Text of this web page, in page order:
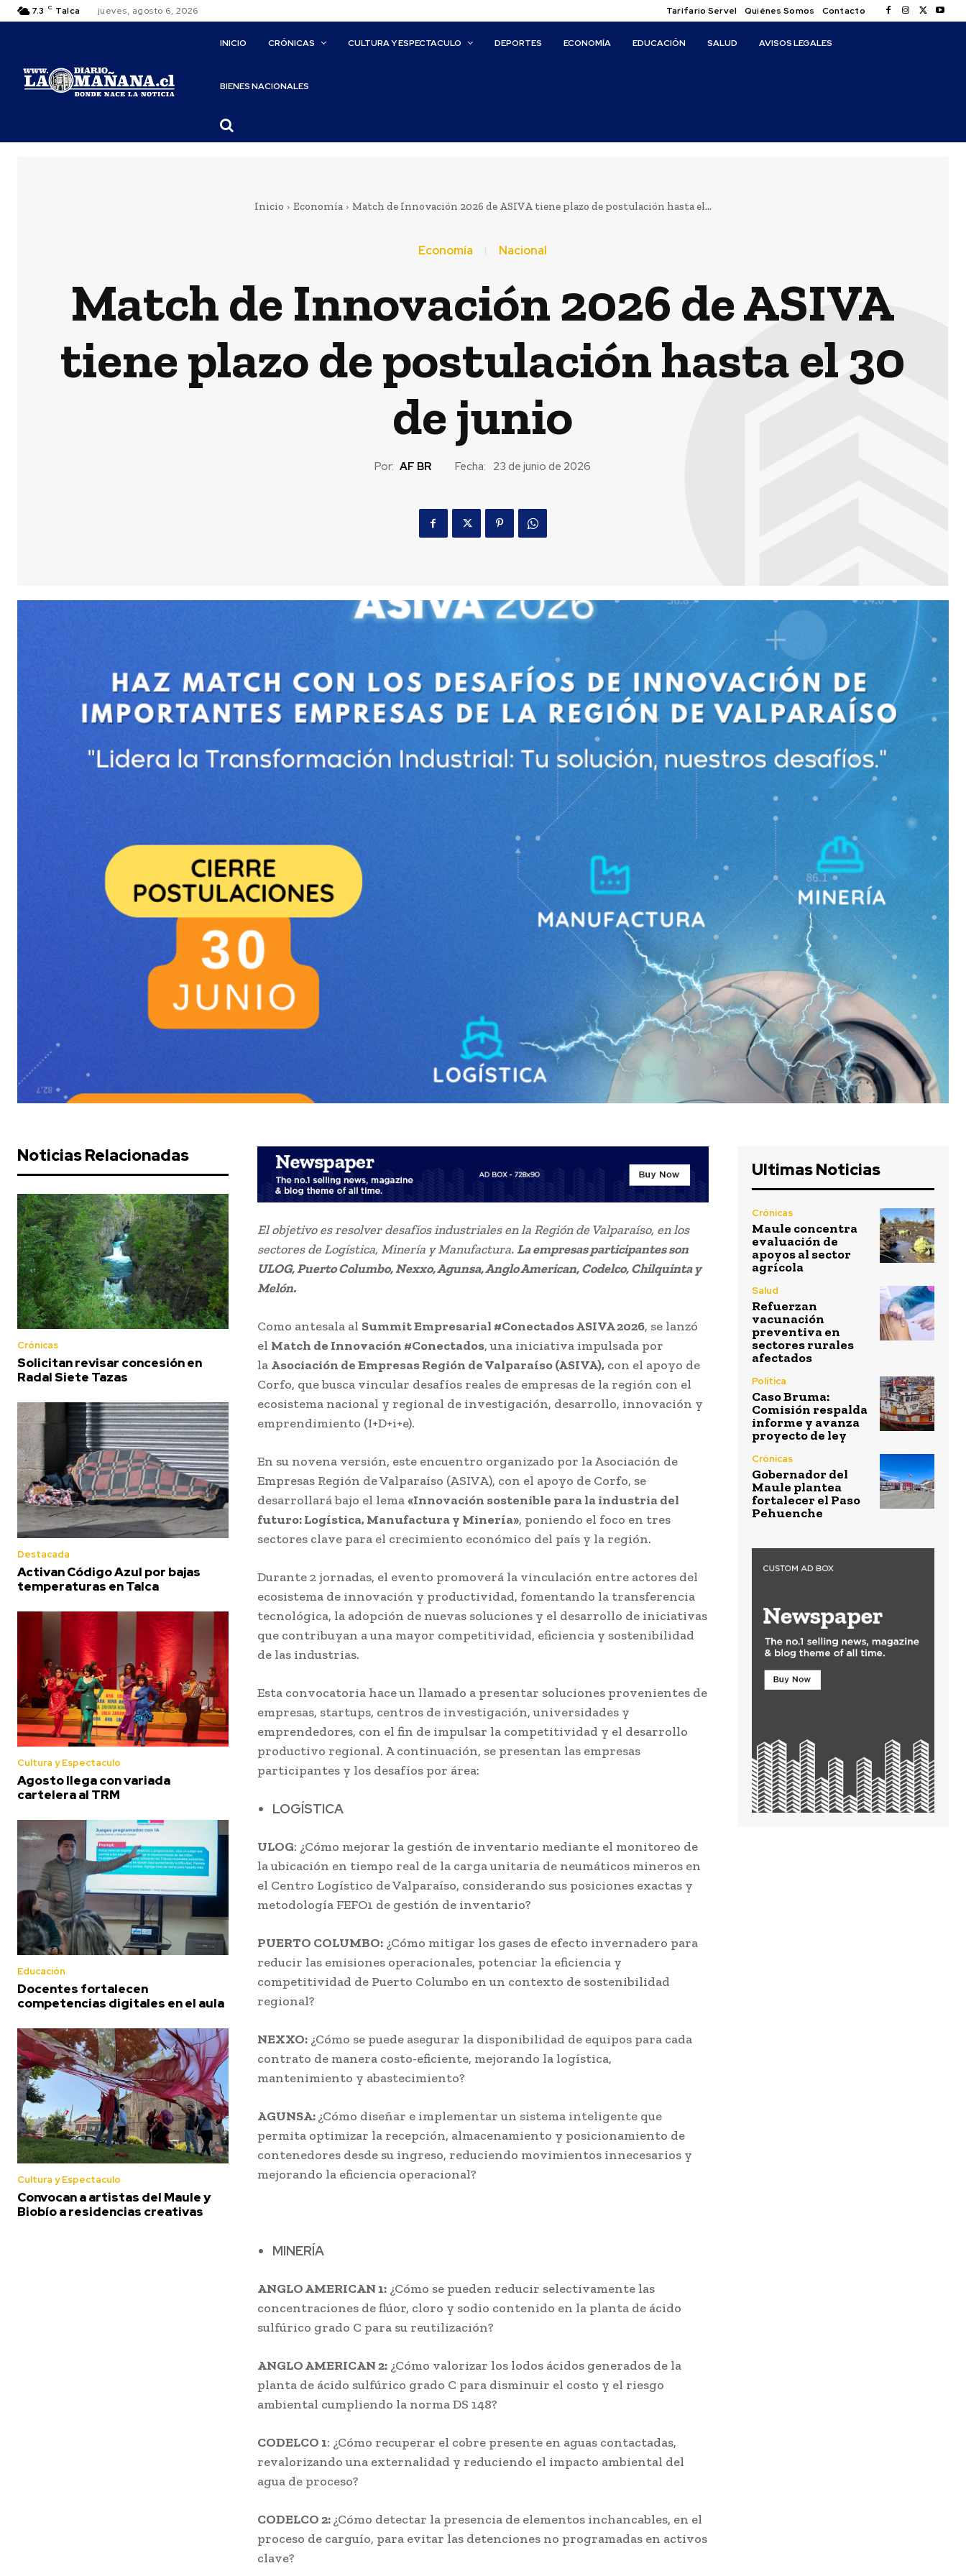
7.3 C Talca jueves, agosto 6, 2026 Tarifario Servel Quiénes Somos Contacto
INICIO CRÓNICAS CULTURA Y ESPECTACULO DEPORTES ECONOMÍA EDUCACIÓN SALUD AVISOS LEGALES
BIENES NACIONALES
Inicio Economía Match de Innovación 2026 de ASIVA tiene plazo de postulación hasta el...
Economía Nacional
Match de Innovación 2026 de ASIVA
tiene plazo de postulación hasta el 30
de junio
Por: AF BR Fecha: 23 de junio de 2026
Noticias Relacionadas
Crónicas
Solicitan revisar concesión en
Radal Siete Tazas
Destacada
Activan Código Azul por bajas
temperaturas en Talca
Cultura y Espectaculo
Agosto llega con variada
cartelera al TRM
Educación
Docentes fortalecen
competencias digitales en el aula
Cultura y Espectaculo
Convocan a artistas del Maule y
Biobío a residencias creativas
El objetivo es resolver desafíos industriales en la Región de Valparaíso, en los
sectores de Logística, Minería y Manufactura.La empresas participantes son
ULOG, Puerto Columbo, Nexxo, Agunsa, Anglo American, Codelco, Chilquinta y
Melón.
Como antesala al Summit Empresarial #Conectados ASIVA 2026, se lanzó
el Match de Innovación #Conectados, una iniciativa impulsada por
la Asociación de Empresas Región de Valparaíso (ASIVA), con el apoyo de
Corfo, que busca vincular desafíos reales de empresas de la región con el
ecosistema nacional y regional de investigación, desarrollo, innovación y
emprendimiento (I+D+i+e).
En su novena versión, este encuentro organizado por la Asociación de
Empresas Región de Valparaíso (ASIVA), con el apoyo de Corfo, se
desarrollará bajo el lema«Innovación sostenible para la industria del
futuro: Logística, Manufactura y Minería», poniendo el foco en tres
sectores clave para el crecimiento económico del país y la región.
Durante 2 jornadas, el evento promoverá la vinculación entre actores del
ecosistema de innovación y productividad, fomentando la transferencia
tecnológica, la adopción de nuevas soluciones y el desarrollo de iniciativas
que contribuyan a una mayor competitividad, eficiencia y sostenibilidad
de las industrias.
Esta convocatoria hace un llamado a presentar soluciones provenientes de
empresas, startups, centros de investigación, universidades y
emprendedores, con el fin de impulsar la competitividad y el desarrollo
productivo regional. A continuación, se presentan las empresas
participantes y los desafíos por área:
LOGÍSTICA
ULOG: ¿Cómo mejorar la gestión de inventario mediante el monitoreo de
la ubicación en tiempo real de la carga unitaria de neumáticos mineros en
el Centro Logístico de Valparaíso, considerando sus posiciones exactas y
metodología FEFO1 de gestión de inventario?
PUERTO COLUMBO: ¿Cómo mitigar los gases de efecto invernadero para
reducir las emisiones operacionales, potenciar la eficiencia y
competitividad de Puerto Columbo en un contexto de sostenibilidad
regional?
NEXXO: ¿Cómo se puede asegurar la disponibilidad de equipos para cada
contrato de manera costo-eficiente, mejorando la logística,
mantenimiento y abastecimiento?
AGUNSA: ¿Cómo diseñar e implementar un sistema inteligente que
permita optimizar la recepción, almacenamiento y posicionamiento de
contenedores desde su ingreso, reduciendo movimientos innecesarios y
mejorando la eficiencia operacional?
MINERÍA
ANGLO AMERICAN 1: ¿Cómo se pueden reducir selectivamente las
concentraciones de flúor, cloro y sodio contenido en la planta de ácido
sulfúrico grado C para su reutilización?
ANGLO AMERICAN 2: ¿Cómo valorizar los lodos ácidos generados de la
planta de ácido sulfúrico grado C para disminuir el costo y el riesgo
ambiental cumpliendo la norma DS 148?
CODELCO 1: ¿Cómo recuperar el cobre presente en aguas contactadas,
revalorizando una externalidad y reduciendo el impacto ambiental del
agua de proceso?
CODELCO 2: ¿Cómo detectar la presencia de elementos inchancables, en el
proceso de carguío, para evitar las detenciones no programadas en activos
clave?
Ultimas Noticias
Crónicas
Maule concentra
evaluación de
apoyos al sector
agrícola
Salud
Refuerzan
vacunación
preventiva en
sectores rurales
afectados
Política
Caso Bruma:
Comisión respalda
informe y avanza
proyecto de ley
Crónicas
Gobernador del
Maule plantea
fortalecer el Paso
Pehuenche